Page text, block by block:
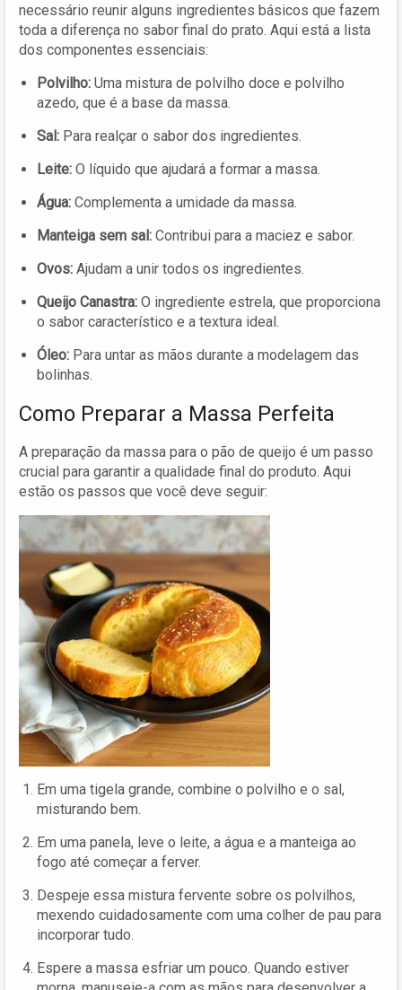
necessário reunir alguns ingredientes básicos que fazem
toda a diferença no sabor final do prato. Aqui está a lista
dos componentes essenciais:
Polvilho: Uma mistura de polvilho doce e polvilho
azedo, que é a base da massa.
Sal: Para realçar o sabor dos ingredientes.
Leite: O líquido que ajudará a formar a massa.
Água: Complementa a umidade da massa.
Manteiga sem sal: Contribui para a maciez e sabor.
Ovos: Ajudam a unir todos os ingredientes.
Queijo Canastra: O ingrediente estrela, que proporciona
o sabor característico e a textura ideal.
Óleo: Para untar as mãos durante a modelagem das
bolinhas.
Como Preparar a Massa Perfeita
A preparação da massa para o pão de queijo é um passo
crucial para garantir a qualidade final do produto. Aqui
estão os passos que você deve seguir:
Em uma tigela grande, combine o polvilho e o sal,
misturando bem.
Em uma panela, leve o leite, a água e a manteiga ao
fogo até começar a ferver.
Despeje essa mistura fervente sobre os polvilhos,
mexendo cuidadosamente com uma colher de pau para
incorporar tudo.
Espere a massa esfriar um pouco. Quando estiver